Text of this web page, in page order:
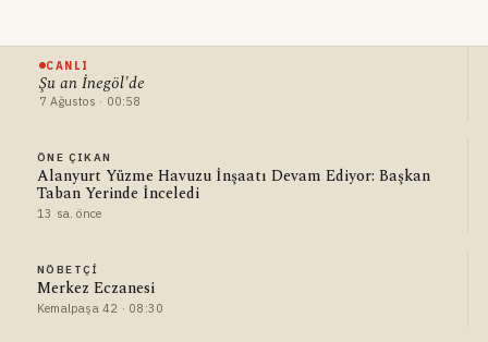
CANLI
Şu an İnegöl'de
7 Ağustos · 00:58
ÖNE ÇIKAN
Alanyurt Yüzme Havuzu İnşaatı Devam Ediyor: Başkan
Taban Yerinde İnceledi
13 sa. önce
NÖBETÇI
Merkez Eczanesi
Kemalpaşa 42 · 08:30